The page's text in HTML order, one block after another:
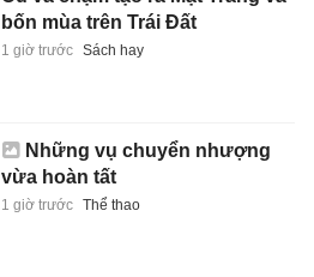
bốn mùa trên Trái Đất
1 giờ trước Sách hay
Những vụ chuyển nhượng
vừa hoàn tất
1 giờ trước Thể thao